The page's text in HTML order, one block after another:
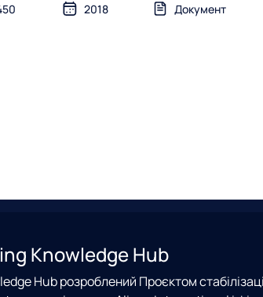
2018 Документ
Knowledge Hub
Hub розроблений Проєктом